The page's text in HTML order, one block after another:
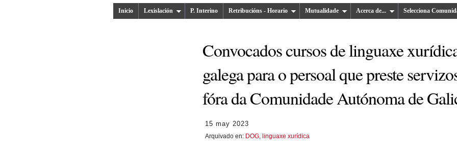
Inicio Lexislación P. Interino Retribucións - Horario Mutualidade Acerca de... Selecciona
Convocados cursos de linguaxe
galega para o persoal que preste
fóra da Comunidade Autónoma de
15 may 2023
Arquivado en: DOG linguaxe xurídica